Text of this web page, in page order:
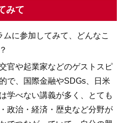
みて
ムに参加してみて、どんなこ
官や起業家などのゲストスピ
で、国際金融やSDGs、日米
学べない講義が多く、とても
政治・経済・歴史など分野が